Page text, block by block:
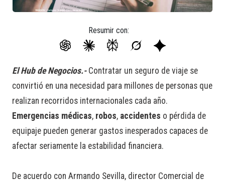
Resumir con:
El Hub de Negocios.- Contratar un seguro de viaje se
convirtió en una necesidad para millones de personas que
realizan recorridos internacionales cada año.
Emergencias médicas, robos, accidentes o pérdida de
equipaje pueden generar gastos inesperados capaces de
afectar seriamente la estabilidad financiera.
De acuerdo con Armando Sevilla, director Comercial de